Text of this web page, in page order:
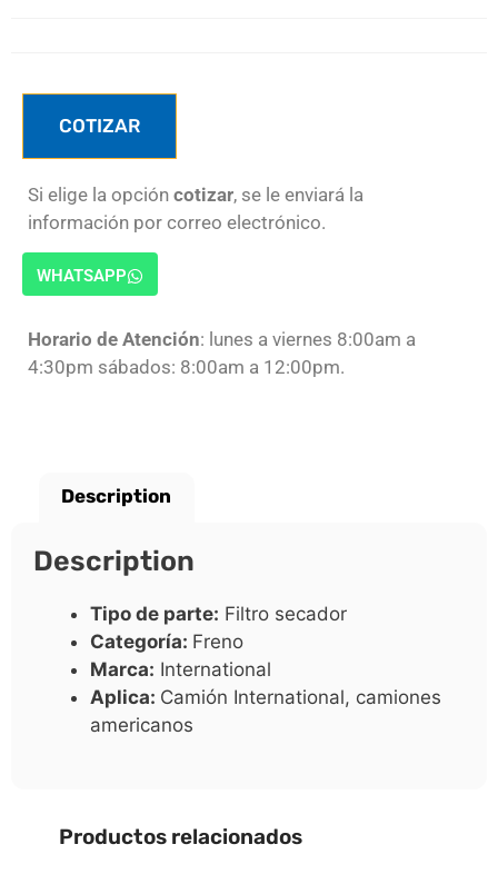
COTIZAR
Si elige la opción cotizar, se le enviará la
información por correo electrónico.
WHATSAPP
Horario de Atención: lunes a viernes 8:00am a
4:30pm sábados: 8:00am a 12:00pm.
Description
Description
Tipo de parte: Filtro secador
Categoría: Freno
Marca: International
Aplica: Camión International, camiones
americanos
Productos relacionados